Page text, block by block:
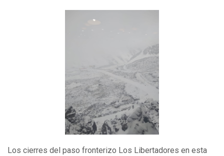
Los cierres del paso fronterizo Los Libertadores en esta